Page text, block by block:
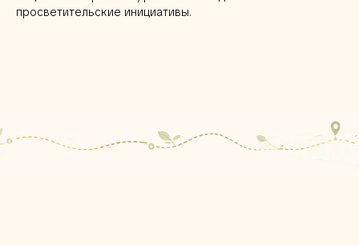
просветительские инициативы.